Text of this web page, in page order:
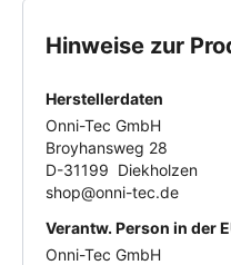
Hinweise zur
Herstellerdaten
Onni-Tec GmbH
Broyhansweg 28
D-31199 Diekholzen
shop@onni-tec.de
Verantw. Person in der
Onni-Tec GmbH